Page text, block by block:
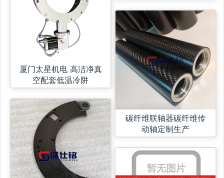
厦门太星机电 高洁净真
空配套低温冷阱
碳纤维联轴器碳纤维传
动轴定制生产